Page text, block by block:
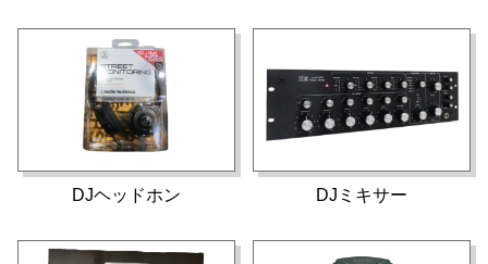
DJヘッドホン DJミキサー